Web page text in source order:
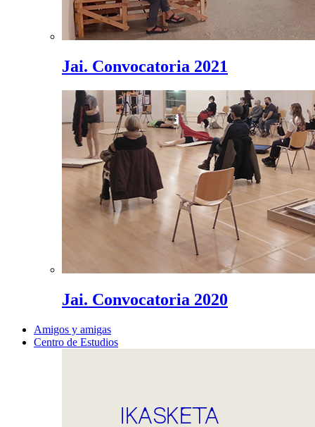
Jai. Convocatoria 2021
Jai. Convocatoria 2020
Amigos y amigas
Centro de Estudios